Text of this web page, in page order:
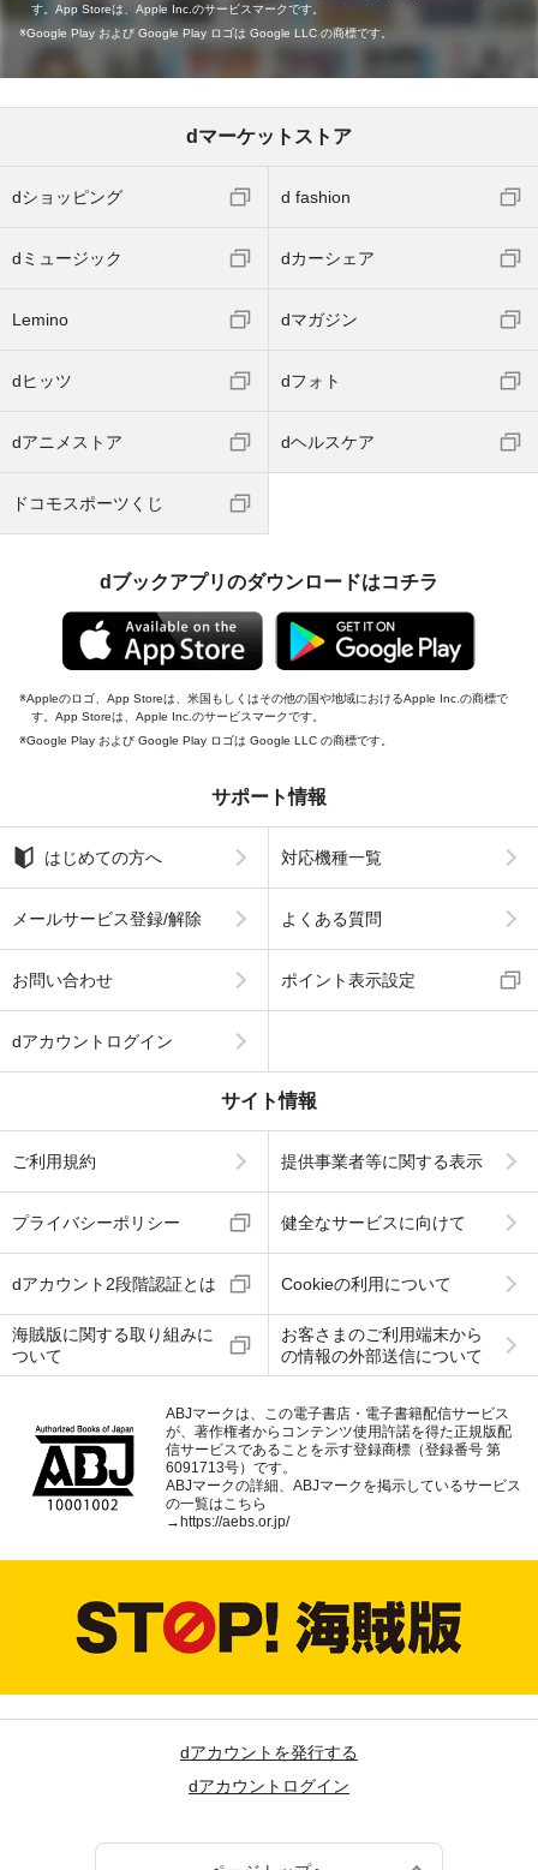
す。App Storeは、Apple Inc.のサービスマークです。
Google Play および Google Play ロゴは Google LLC の商標です。
dマーケットストア
dショッピング d fashion
dミュージック dカーシェア
Lemino dマガジン
dヒッツ dフォト
dアニメストア dヘルスケア
ドコモスポーツくじ
dブックアプリのダウンロードはコチラ
Appleのロゴ、App Storeは、米国もしくはその他の国や地域におけるApple Inc.の商標で
す。App Storeは、Apple Inc.のサービスマークです。
Google Play および Google Play ロゴは Google LLC の商標です。
サポート情報
はじめての方へ 対応機種一覧
メールサービス登録/解除 よくある質問
お問い合わせ ポイント表示設定
dアカウントログイン
サイト情報
ご利用規約 提供事業者等に関する表示
プライバシーポリシー 健全なサービスに向けて
dアカウント2段階認証とは Cookieの利用について
海賊版に関する取り組みに
ついて
お客さまのご利用端末から
の情報の外部送信について
ABJマークは、この電子書店・電子書籍配信サービス
が、著作権者からコンテンツ使用許諾を得た正規版配
信サービスであることを示す登録商標（登録番号 第
6091713号）です。
ABJマークの詳細、ABJマークを掲示しているサービス
の一覧はこちら
→https://aebs.or.jp/
dアカウントを発行する
dアカウントログイン